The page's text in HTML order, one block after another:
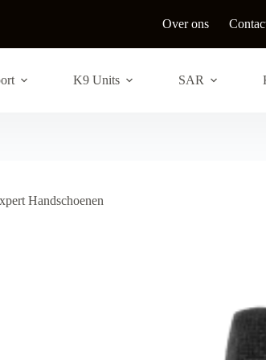
Over ons
K9 Units SAR
Handschoenen